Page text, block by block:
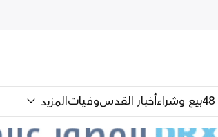
بيع وشراءأخبار القدسوفياتالمزيد